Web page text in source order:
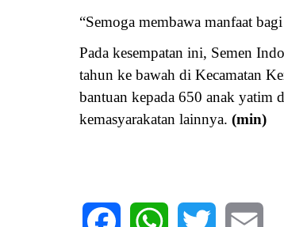
“Semoga membawa manfaat
Pada kesempatan ini, Semen
tahun ke bawah di Kecamatan
bantuan kepada 650 anak yatim
kemasyarakatan lainnya. (min)